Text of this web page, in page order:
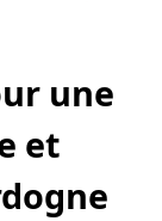
une
et